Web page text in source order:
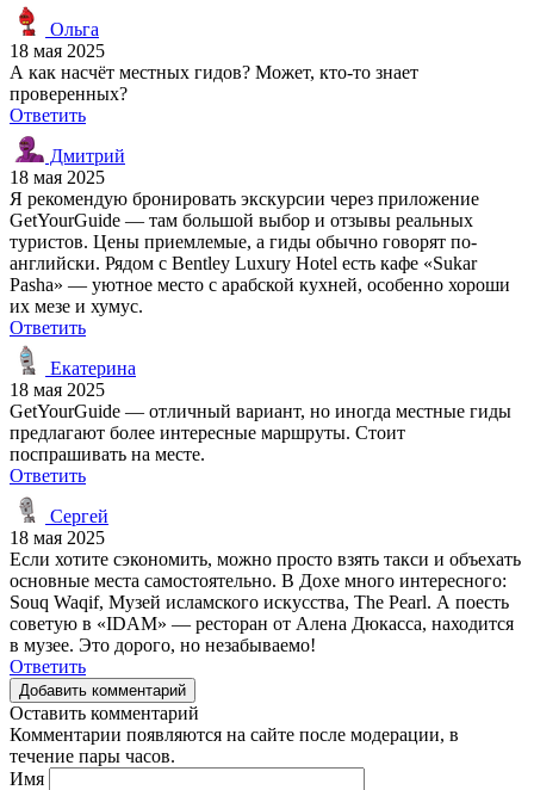
Ольга
18 мая 2025
А как насчёт местных гидов? Может, кто-то знает
проверенных?
Ответить
Дмитрий
18 мая 2025
Я рекомендую бронировать экскурсии через приложение
GetYourGuide — там большой выбор и отзывы реальных
туристов. Цены приемлемые, а гиды обычно говорят по-
английски. Рядом с Bentley Luxury Hotel есть кафе «Sukar
Pasha» — уютное место с арабской кухней, особенно хороши
их мезе и хумус.
Ответить
Екатерина
18 мая 2025
GetYourGuide — отличный вариант, но иногда местные гиды
предлагают более интересные маршруты. Стоит
поспрашивать на месте.
Ответить
Сергей
18 мая 2025
Если хотите сэкономить, можно просто взять такси и объехать
основные места самостоятельно. В Дохе много интересного:
Souq Waqif, Музей исламского искусства, The Pearl. А поесть
советую в «IDAM» — ресторан от Алена Дюкасса, находится
в музее. Это дорого, но незабываемо!
Ответить
Добавить комментарий
Оставить комментарий
Комментарии появляются на сайте после модерации, в
течение пары часов.
Имя